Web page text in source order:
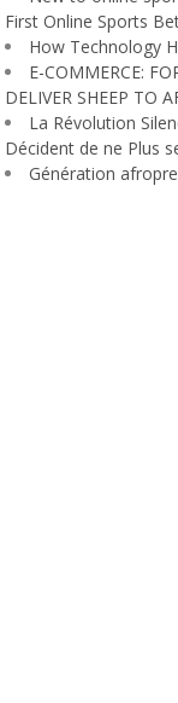
First Online Sports
How Technology
E-COMMERCE:
DELIVER SHEEP TO
La Révolution
Décident de ne Plus
Génération